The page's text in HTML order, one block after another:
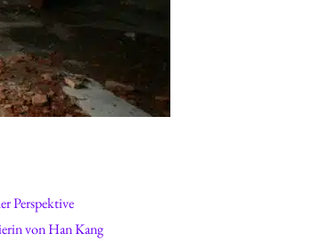
Perspektive
Interpretation des Romans Die Vegetarierin von Han Kang